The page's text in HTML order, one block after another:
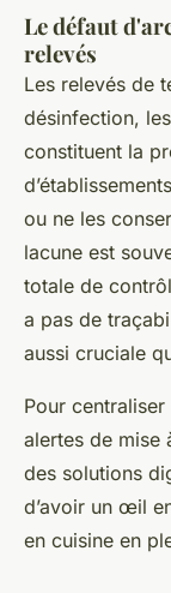
Le défaut
relevés
Les relevés de
désinfection,
constituent la
ou ne les
lacune est
totale de
a pas de
aussi cruciale
Pour
alertes de mise
des solutions
d’avoir un œil
en cuisine en